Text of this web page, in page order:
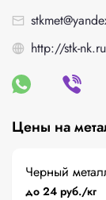
http://stk-
Цены на
Черный
до 24 руб./кг